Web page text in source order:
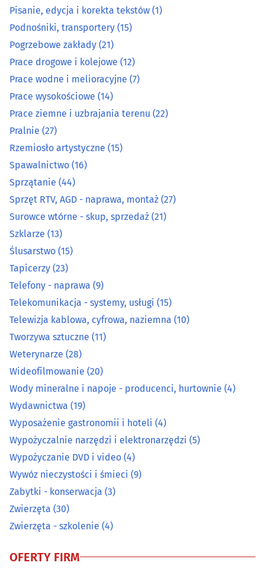
Optyka(16)
Organizacja eventów, wesel i bankietów
Ostrzenie narzędzi(3)
Pieczątki(7)
Piekarnie(14)
Pisanie, edycja i korekta tekstów
Podnośniki, transportery(15)
Pogrzebowe zakłady
Prace drogowe i kolejowe
Prace wysokościowe(14)
Prace ziemne i uzbrajania terenu
Pralnie(27)
Rzemiosło artystyczne (15)
Spawalnictwo(16)
Sprzątanie(44)
Sprzęt RTV, AGD - naprawa, montaż
Pisanie, edycja i korekta tekstów (1)
Podnośniki, transportery (15)
Pogrzebowe zakłady (21)
Prace drogowe i kolejowe (12)
Prace wodne i melioracyjne (7)
Prace wysokościowe (14)
Prace ziemne i uzbrajania terenu (22)
Pralnie (27)
Rzemiosło artystyczne (15)
Spawalnictwo (16)
Sprzątanie (44)
Sprzęt RTV, AGD - naprawa, montaż (27)
Surowce wtórne - skup, sprzedaż (21)
Szklarze (13)
Ślusarstwo (15)
Tapicerzy (23)
Telefony - naprawa (9)
Telekomunikacja - systemy, usługi (15)
Telewizja kablowa, cyfrowa, naziemna (10)
Tworzywa sztuczne (11)
Weterynarze (28)
Wideofilmowanie (20)
Wody mineralne i napoje - producenci, hurtownie (4)
Wydawnictwa (19)
Wyposażenie gastronomii i hoteli (4)
Wypożyczalnie narzędzi i elektronarzędzi (5)
Wypożyczanie DVD i video (4)
Wywóz nieczystości i śmieci (9)
Zabytki - konserwacja (3)
Zwierzęta (30)
Zwierzęta - szkolenie (4)
OFERTY FIRM